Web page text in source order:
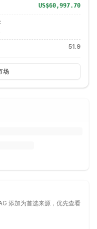
US$60,997.70
51.9
场
添加为首选来源，优先查看